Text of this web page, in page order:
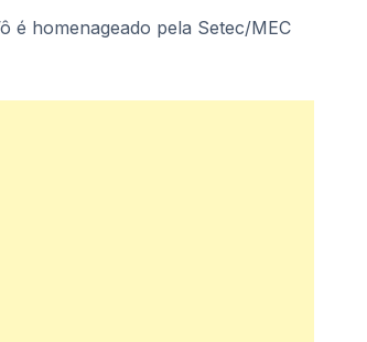
é homenageado pela Setec/MEC